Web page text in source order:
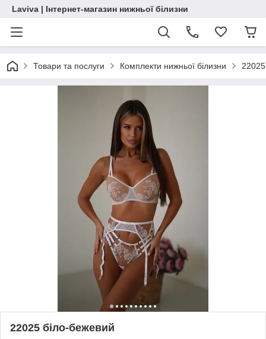
Laviva | Інтернет-магазин нижньої білизни
Товари та послуги Комплекти нижньої білизни
22025 біло-бежевий